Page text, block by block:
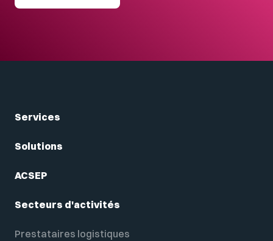
Services
Solutions
ACSEP
Secteurs d'activités
Prestataires logistiques